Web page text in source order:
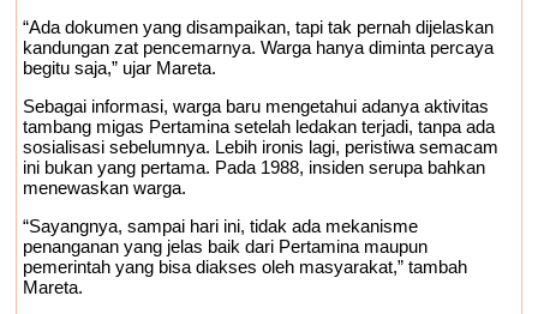
“Ada dokumen yang disampaikan, tapi tak pernah dijelaskan
kandungan zat pencemarnya. Warga hanya diminta percaya
begitu saja,” ujar Mareta.
Sebagai informasi, warga baru mengetahui adanya aktivitas
tambang migas Pertamina setelah ledakan terjadi, tanpa ada
sosialisasi sebelumnya. Lebih ironis lagi, peristiwa semacam
ini bukan yang pertama. Pada 1988, insiden serupa bahkan
menewaskan warga.
“Sayangnya, sampai hari ini, tidak ada mekanisme
penanganan yang jelas baik dari Pertamina maupun
pemerintah yang bisa diakses oleh masyarakat,” tambah
Mareta.